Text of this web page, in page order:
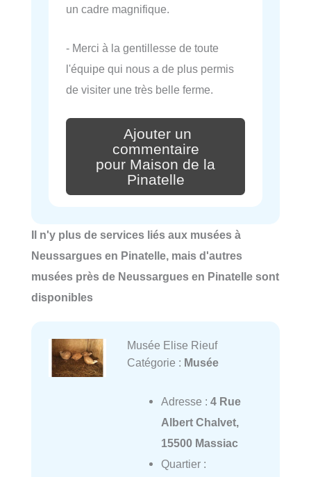
un cadre magnifique.
- Merci à la gentillesse de toute
l'équipe qui nous a de plus permis
de visiter une très belle ferme.
Ajouter un
commentaire
pour Maison de la
Pinatelle
Il n'y plus de services liés aux musées à
Neussargues en Pinatelle, mais d'autres
musées près de Neussargues en Pinatelle sont
disponibles
Musée Elise Rieuf
Catégorie : Musée
Adresse : 4 Rue
Albert Chalvet,
15500 Massiac
Quartier :